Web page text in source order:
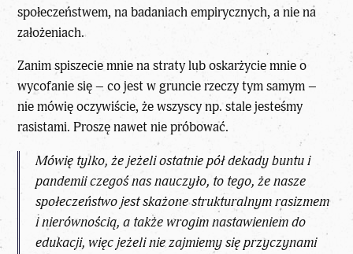
społeczeństwem, na badaniach empirycznych, a nie na
założeniach.
Zanim spiszecie mnie na straty lub oskarżycie mnie o
wycofanie się – co jest w gruncie rzeczy tym samym –
nie mówię oczywiście, że wszyscy np. stale jesteśmy
rasistami. Proszę nawet nie próbować.
Mówię tylko, że jeżeli ostatnie pół dekady buntu i
pandemii czegoś nas nauczyło, to tego, że nasze
społeczeństwo jest skażone strukturalnym rasizmem
i nierównością, a także wrogim nastawieniem do
edukacji, więc jeżeli nie zajmiemy się przyczynami